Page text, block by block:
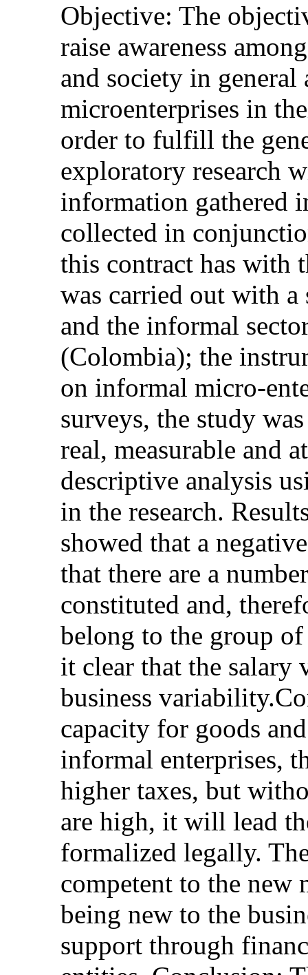
Objective: The
raise awareness
and society in
microenterprises in
order to fulfill the
exploratory research
information gathered
collected in
this contract has with
was carried out with a
and the informal
(Colombia); the
on informal micro-
surveys, the study
real, measurable and
descriptive analysis
in the research.
showed that a
that there are a
constituted and,
belong to the group
it clear that the salary
business
capacity for goods
informal enterprises,
higher taxes, but
are high, it will lead
formalized legally.
competent to the new
being new to the
support through